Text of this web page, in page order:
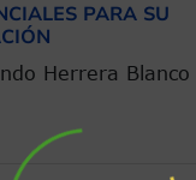
PARA SU
Herrera Blanco